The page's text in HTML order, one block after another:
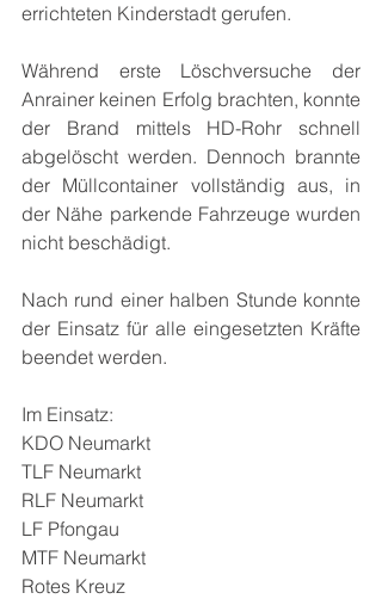
errichteten Kinderstadt gerufen.
Während erste Löschversuche der
Anrainer keinen Erfolg brachten, konnte
der Brand mittels HD-Rohr schnell
abgelöscht werden. Dennoch brannte
der Müllcontainer vollständig aus, in
der Nähe parkende Fahrzeuge wurden
nicht beschädigt.
Nach rund einer halben Stunde konnte
der Einsatz für alle eingesetzten Kräfte
beendet werden.
Im Einsatz:
KDO Neumarkt
TLF Neumarkt
RLF Neumarkt
LF Pfongau
MTF Neumarkt
Rotes Kreuz